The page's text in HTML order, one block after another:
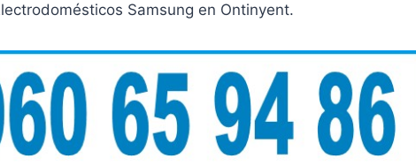
Samsung en Ontinyent.